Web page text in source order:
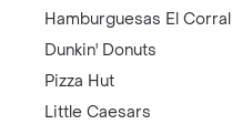
Hamburguesas El Corral
Dunkin' Donuts
Pizza Hut
Little Caesars